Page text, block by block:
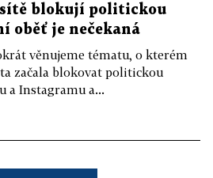
blokují politickou
oběť je nečekaná
věnujeme tématu, o kterém
začala blokovat politickou
a Instagramu a...